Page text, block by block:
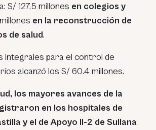
S/ 127.5 millones en colegios y
en la reconstrucción de
de salud.
integrales para el control de
alcanzó los S/ 60.4 millones.
los mayores avances de la
en los hospitales de
y el de Apoyo II-2 de Sullana